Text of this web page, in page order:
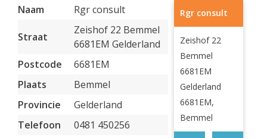
Naam Rgr consult
Straat
Zeishof 22 Bemmel
6681EM Gelderland
Postcode
6681EM
Plaats
Bemmel
Provincie
Gelderland
Telefoon
0481 450256
Rgr consult
Zeishof 22
Bemmel
6681EM
Gelderland
6681EM,
Bemmel